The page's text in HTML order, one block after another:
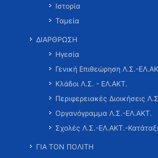
Ιστορία
Ταμεία
ΔΙΑΡΘΡΩΣΗ
Ηγεσία
Γενική Επιθεώρηση Λ.Σ.-
Κλάδοι Λ.Σ. - ΕΛ.ΑΚΤ.
Περιφερειακές Διοικήσεις
Οργανόγραμμα Λ.Σ.-ΕΛ.ΑΚΤ.
Σχολές Λ.Σ.-ΕΛ.ΑΚΤ.-
ΓΙΑ ΤΟΝ ΠΟΛΙΤΗ